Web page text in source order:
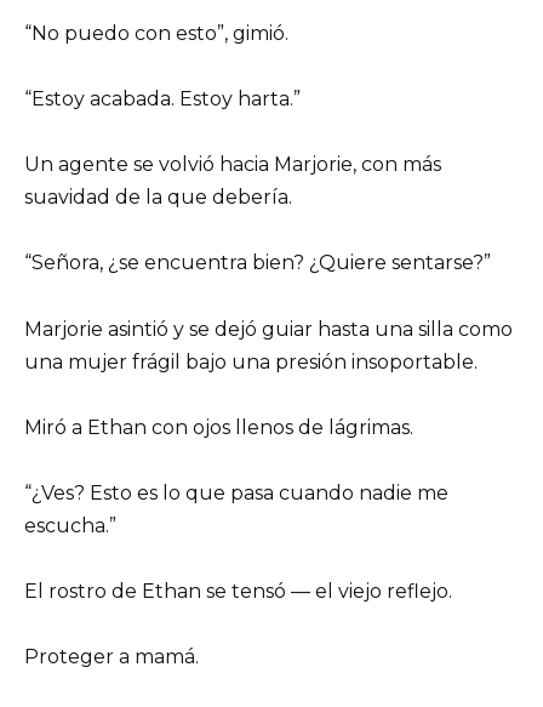
“No puedo con esto”, gimió.
“Estoy acabada. Estoy harta.”
Un agente se volvió hacia Marjorie, con más
suavidad de la que debería.
“Señora, ¿se encuentra bien? ¿Quiere sentarse?”
Marjorie asintió y se dejó guiar hasta una silla como
una mujer frágil bajo una presión insoportable.
Miró a Ethan con ojos llenos de lágrimas.
“¿Ves? Esto es lo que pasa cuando nadie me
escucha.”
El rostro de Ethan se tensó — el viejo reflejo.
Proteger a mamá.